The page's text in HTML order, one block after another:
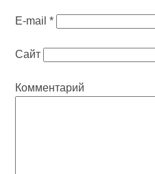
E-mail*
Сайт
Комментарий